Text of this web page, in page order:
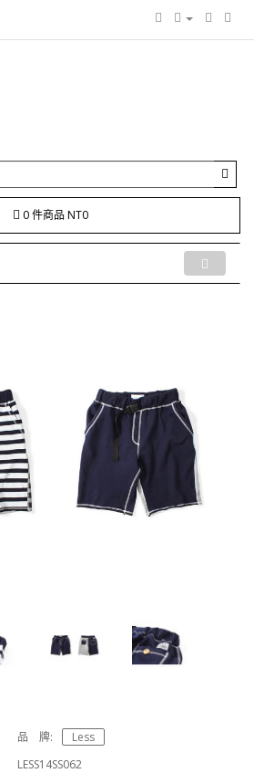
0 件商品 NT0
品 牌:
Less
LESS14SS062